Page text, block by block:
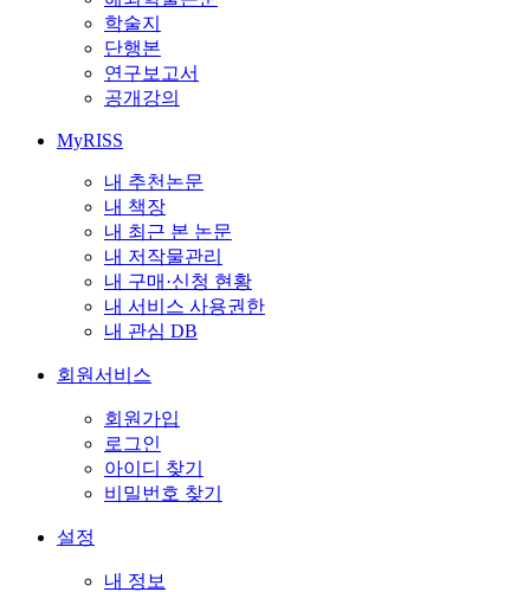
학술지
단행본
연구보고서
공개강의
MyRISS
내 추천논문
내 책장
내 최근 본 논문
내 저작물관리
내 구매·신청 현황
내 서비스 사용권한
내 관심 DB
회원서비스
회원가입
로그인
아이디 찾기
비밀번호 찾기
설정
내 정보